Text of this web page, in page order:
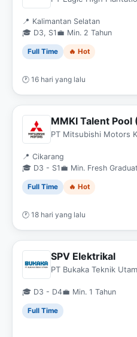
📍 Kalimantan Selatan
🎓 D3, S1 💼 Min. 2 Tahun
Full Time 🔥 Hot
🕐 16 hari yang lalu
MMKI Talent
Engineering)
PT Mitsubishi Motors
📍 Cikarang
🎓 D3 - S1 💼 Min. Fresh
Full Time 🔥 Hot
🕐 18 hari yang lalu
SPV Elektrikal
PT Bukaka Teknik
🎓 D3 - D4💼 Min. 1 Tahun
Full Time